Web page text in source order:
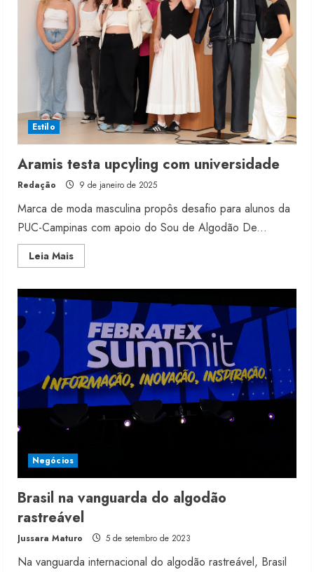
Estilo
Aramis testa upcyling com universidade
Redação 9 de janeiro de 2025
Marca de moda masculina propôs desafio para alunos da
PUC-Campinas com apoio do Sou de Algodão De...
Leia MaisRead
more
upcyling
universidade
Negócios
Brasil na vanguarda do algodão
rastreável
Jussara Maturo 5 de setembro de 2023
Na vanguarda internacional do algodão rastreável, Brasil